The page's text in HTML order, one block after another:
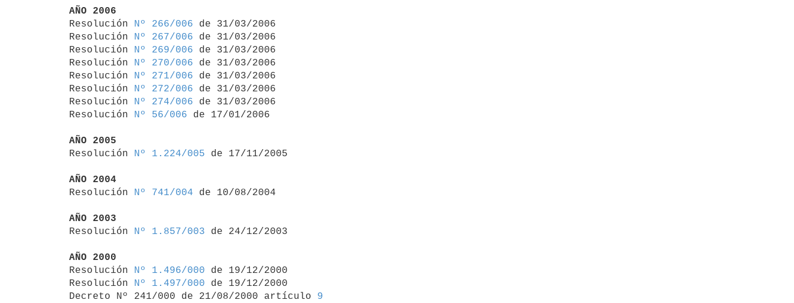
AÑO 2006
Resolución
Nº 266/006 de 31/03/2006
Resolución
Nº 267/006 de 31/03/2006
Resolución
Nº 269/006 de 31/03/2006
Resolución
Nº 270/006 de 31/03/2006
Resolución
Nº 271/006 de 31/03/2006
Resolución
Nº 272/006 de 31/03/2006
Resolución
Nº 274/006 de 31/03/2006
Resolución
Nº 56/006 de 17/01/2006
AÑO 2005
Resolución
Nº 1.224/005 de 17/11/2005
AÑO 2004
Resolución
Nº 741/004 de 10/08/2004
AÑO 2003
Resolución
Nº 1.857/003 de 24/12/2003
AÑO 2000
Resolución
Nº 1.496/000 de 19/12/2000
Resolución
Nº 1.497/000 de 19/12/2000
Decreto Nº 241/000 de 21/08/2000 artículo 9